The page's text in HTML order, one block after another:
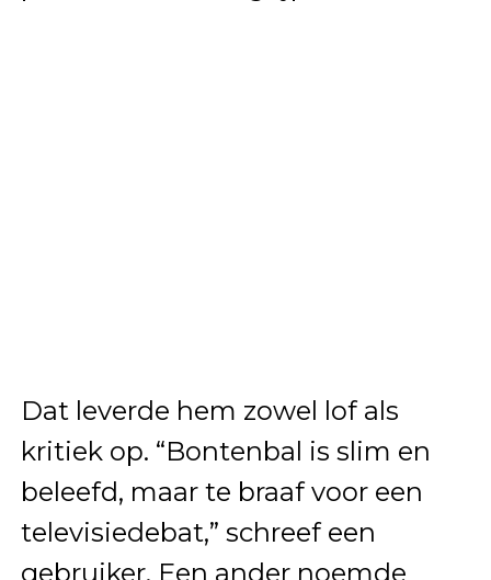
Dat leverde hem zowel lof als
kritiek op. “Bontenbal is slim en
beleefd, maar te braaf voor een
televisiedebat,” schreef een
gebruiker. Een ander noemde